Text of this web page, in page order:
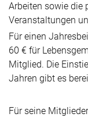
Arbeiten sowie die
Veranstaltungen
Für einen
60 € für
Mitglied. Die
Jahren gibt es
Für seine